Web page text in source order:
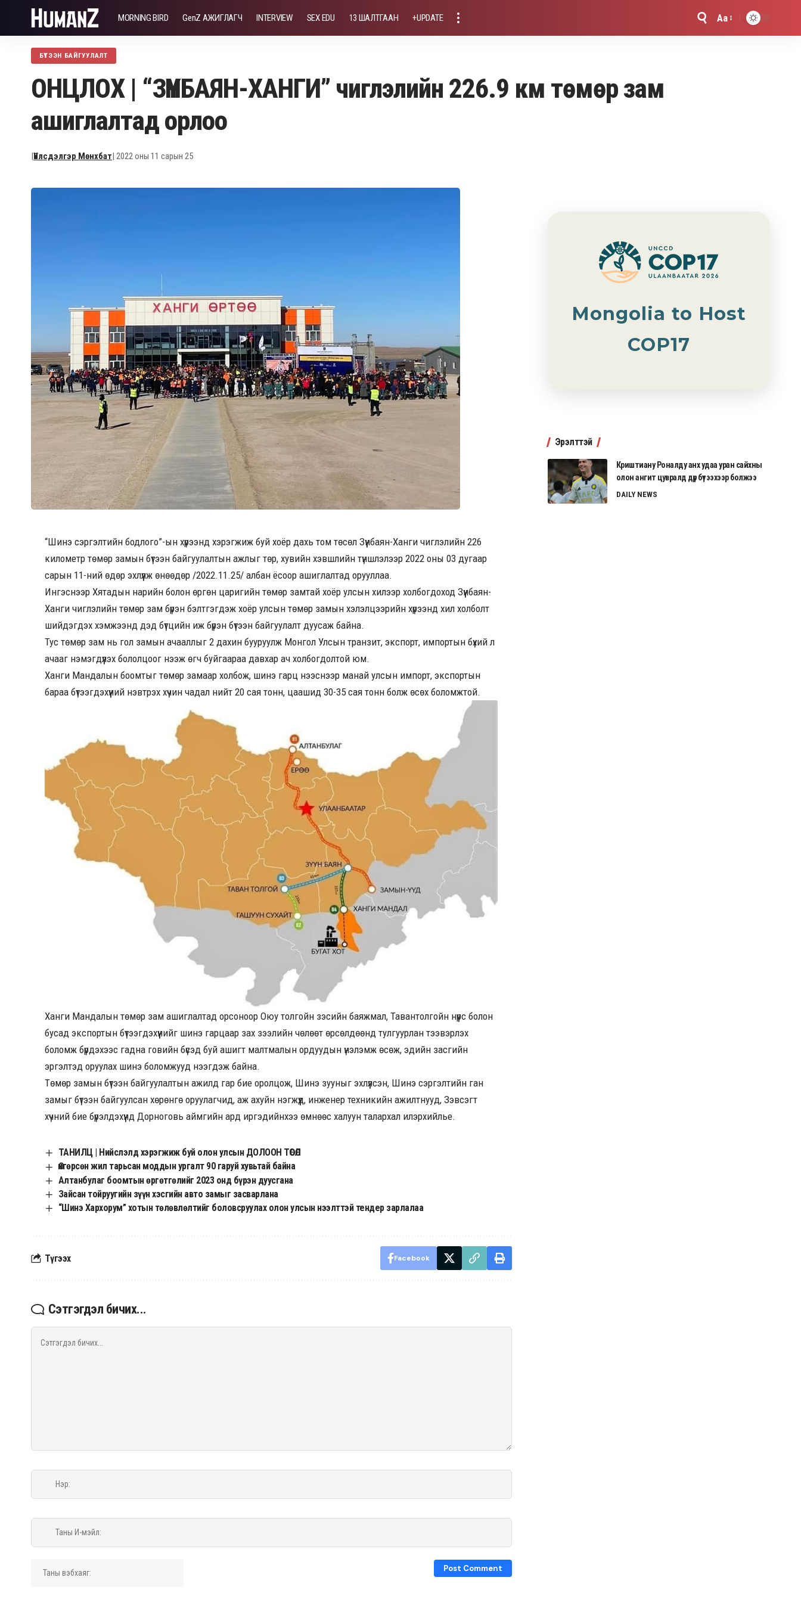
MORNING BIRD GenZ АЖИГЛАГЧ INTERVIEW SEX EDU 13 ШАЛТГААН +UPDATE
Font
Aa
БҮТЭЭН БАЙГУУЛАЛТ
ОНЦЛОХ | “ЗҮҮНБАЯН-ХАНГИ” чиглэлийн 226.9 км төмөр зам
ашиглалтад орлоо
|Үйлсдэлгэр Мөнхбат| 2022 оны 11 сарын 25
“Шинэ сэргэлтийн бодлого”-ын хүрээнд хэрэгжиж буй хоёр дахь том төсөл Зүүнбаян-Ханги чиглэлийн 226
километр төмөр замын бүтээн байгуулалтын ажлыг төр, хувийн хэвшлийн түншлэлээр 2022 оны 03 дугаар
сарын 11-ний өдөр эхлүүлж өнөөдөр /2022.11.25/ албан ёсоор ашиглалтад орууллаа.
Ингэснээр Хятадын нарийн болон өргөн царигийн төмөр замтай хоёр улсын хилээр холбогдоход Зүүнбаян-
Ханги чиглэлийн төмөр зам бүрэн бэлтгэгдэж хоёр улсын төмөр замын хэлэлцээрийн хүрээнд хил холболт
шийдэгдэх хэмжээнд дэд бүтцийн иж бүрэн бүтээн байгуулалт дуусаж байна.
Тус төмөр зам нь гол замын ачааллыг 2 дахин бууруулж Монгол Улсын транзит, экспорт, импортын бүхий л
ачааг нэмэгдүүлэх бололцоог нээж өгч буйгаараа давхар ач холбогдолтой юм.
Ханги Мандалын боомтыг төмөр замаар холбож, шинэ гарц нээснээр манай улсын импорт, экспортын
бараа бүтээгдэхүүний нэвтрэх хүчин чадал нийт 20 сая тонн, цаашид 30-35 сая тонн болж өсөх боломжтой.
Ханги Мандалын төмөр зам ашиглалтад орсоноор Оюу толгойн зэсийн баяжмал, Тавантолгойн нүүрс болон
бусад экспортын бүтээгдэхүүнийг шинэ гарцаар зах зээлийн чөлөөт өрсөлдөөнд тулгуурлан тээвэрлэх
боломж бүрдэхээс гадна говийн бүсэд буй ашигт малтмалын ордуудын үнэлэмж өсөж, эдийн засгийн
эргэлтэд оруулах шинэ боломжууд нээгдэж байна.
Төмөр замын бүтээн байгуулалтын ажилд гар бие оролцож, Шинэ зууныг эхлүүлсэн, Шинэ сэргэлтийн ган
замыг бүтээн байгуулсан хөрөнгө оруулагчид, аж ахуйн нэгжүүд, инженер техникийн ажилтнууд, Зэвсэгт
хүчний бие бүрэлдэхүүнд Дорноговь аймгийн ард иргэдийнхээ өмнөөс халуун талархал илэрхийлье.
ТАНИЛЦ | Нийслэлд хэрэгжиж буй олон улсын ДОЛООН ТӨСӨЛ
Өнгөрсөн жил тарьсан моддын ургалт 90 гаруй хувьтай байна
Алтанбулаг боомтын өргөтгөлийг 2023 онд бүрэн дуусгана
Зайсан тойруугийн зүүн хэсгийн авто замыг засварлана
“Шинэ Хархорум” хотын төлөвлөлтийг боловсруулах олон улсын нээлттэй тендер зарлалаа
Түгээх Facebook
Сэтгэгдэл бичих...
Mongolia to Host
COP17
Эрэлттэй
Криштиану Роналду анх удаа уран сайхны
олон ангит цувралд дүр бүтээхээр болжээ
DAILY NEWS